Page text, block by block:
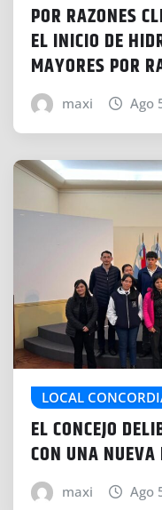
POR RAZONES
EL INICIO DE
MAYORES POR
maxi Ago
LOCAL
EL CONCEJO
CON UNA NUEVA
maxi Ago